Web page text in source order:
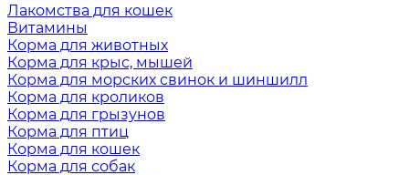
Лакомства для кошек
Витамины
Корма для животных
Корма для крыс, мышей
Корма для морских свинок и шиншилл
Корма для кроликов
Корма для грызунов
Корма для птиц
Корма для кошек
Корма для собак